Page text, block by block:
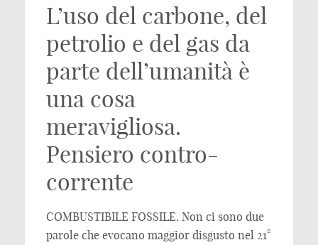
L’uso del carbone, del
petrolio e del gas da
parte dell’umanità è
una cosa
meravigliosa.
Pensiero contro-
corrente
COMBUSTIBILE FOSSILE. Non ci sono due
parole che evocano maggior disgusto nel 21°